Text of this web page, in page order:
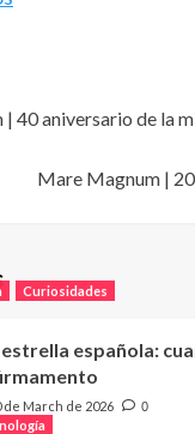
40 aniversario de la
Mare Magnum |
Curiosidades
española:
de March de 2026 0